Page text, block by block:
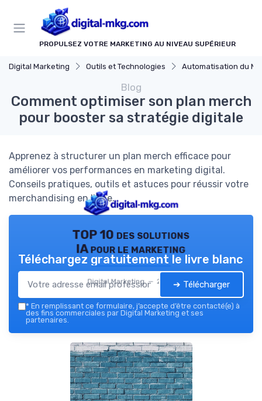
PROPULSEZ VOTRE MARKETING AU NIVEAU SUPÉRIEUR
Digital Marketing Outils et Technologies Automatisation du
Blog
Comment optimiser son plan merch
pour booster sa stratégie digitale
Apprenez à structurer un plan merch efficace pour
améliorer vos performances en marketing digital.
Conseils pratiques, outils et astuces pour réussir votre
merchandising en ligne.
TOP 10 des solutions
IA pour le marketing
Digital Marketing — 2026
Téléchargez gratuitement le livre blanc
➔ Télécharger
* En remplissant ce formulaire, j’accepte d’être contacté(e) à
des fins commerciales par Digital Marketing et ses
partenaires.
Panneau de gestion des cookies